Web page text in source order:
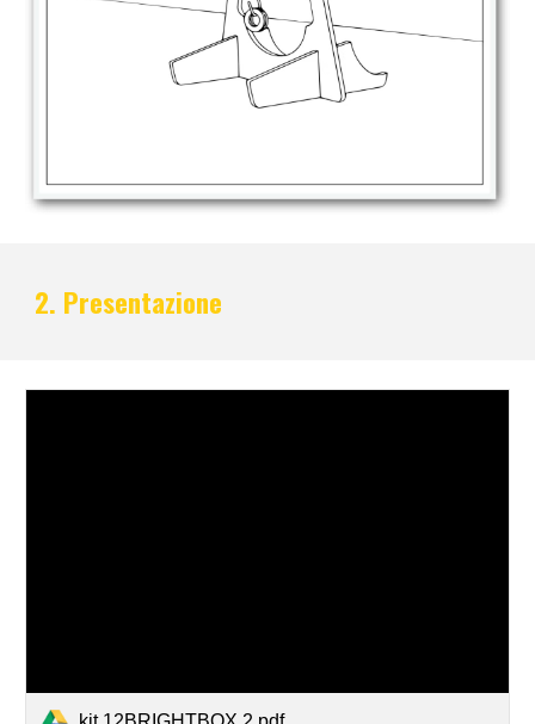
2. Presentazione